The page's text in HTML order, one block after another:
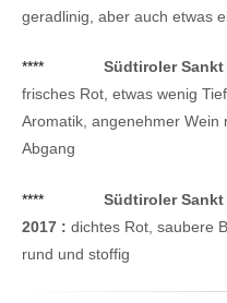
geradlinig, aber auch etwas
****
Südtiroler
frisches Rot, etwas wenig
Aromatik, angenehmer Wein
Abgang
****
Südtiroler
2017 : dichtes Rot, saubere
rund und stoffig